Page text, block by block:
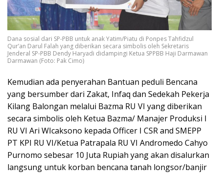
Dana sosial dari SP-PBB untuk anak Yatim/Piatu di Ponpes Tahfidzul
Qur’an Darul Falah yang diberikan secara simbolis oleh Sekretaris
Jenderal SP-PBB Dendy Haryadi didampingi Ketua SPPBB Haji Darmawan
Darmawan (Foto: Pak Cimo)
Kemudian ada penyerahan Bantuan peduli Bencana
yang bersumber dari Zakat, Infaq dan Sedekah Pekerja
Kilang Balongan melalui Bazma RU VI yang diberikan
secara simbolis oleh Ketua Bazma/ Manajer Produksi I
RU VI Ari WIcaksono kepada Officer I CSR and SMEPP
PT KPI RU VI/Ketua Patrapala RU VI Andromedo Cahyo
Purnomo sebesar 10 Juta Rupiah yang akan disalurkan
langsung untuk korban bencana tanah longsor/banjir